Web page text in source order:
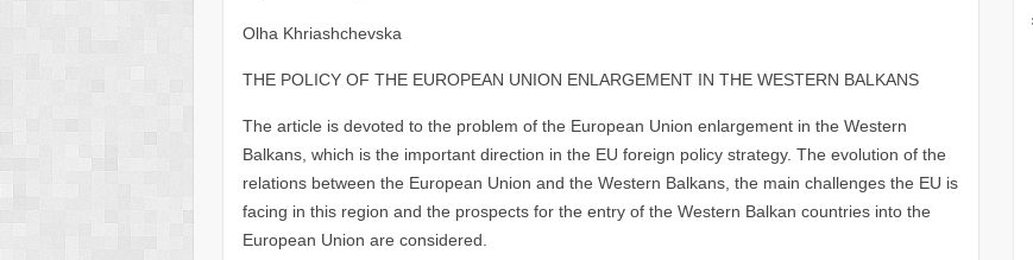
Olha Khriashchevska
THE POLICY OF THE EUROPEAN UNION ENLARGEMENT IN THE WESTERN BALKANS
The article is devoted to the problem of the European Union enlargement in the Western
Balkans, which is the important direction in the EU foreign policy strategy. The evolution of the
relations between the European Union and the Western Balkans, the main challenges the EU is
facing in this region and the prospects for the entry of the Western Balkan countries into the
European Union are considered.